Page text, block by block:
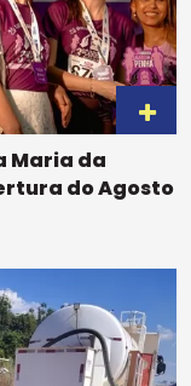
Maria da
do Agosto